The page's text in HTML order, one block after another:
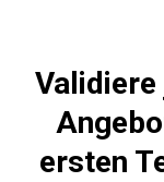
ersten